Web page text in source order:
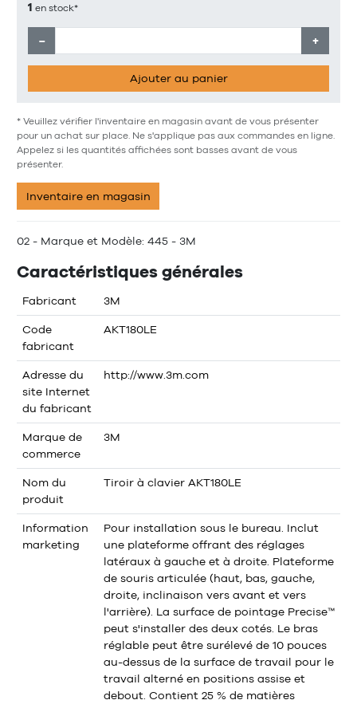
1 en stock*
− +
Ajouter au panier
* Veuillez vérifier l'inventaire en magasin avant de vous présenter
pour un achat sur place. Ne s'applique pas aux commandes en ligne.
Appelez si les quantités affichées sont basses avant de vous
présenter.
Inventaire en magasin
02 - Marque et Modèle: 445 - 3M
Caractéristiques générales
Fabricant 3M
Code
fabricant
AKT180LE
Adresse du
site Internet
du fabricant
http://www.3m.com
Marque de
commerce
3M
Nom du
produit
Tiroir à clavier AKT180LE
Information
marketing
Pour installation sous le bureau. Inclut
une plateforme offrant des réglages
latéraux à gauche et à droite. Plateforme
de souris articulée (haut, bas, gauche,
droite, inclinaison vers avant et vers
l'arrière). La surface de pointage Precise™
peut s'installer des deux cotés. Le bras
réglable peut être surélevé de 10 pouces
au-dessus de la surface de travail pour le
travail alterné en positions assise et
debout. Contient 25 % de matières